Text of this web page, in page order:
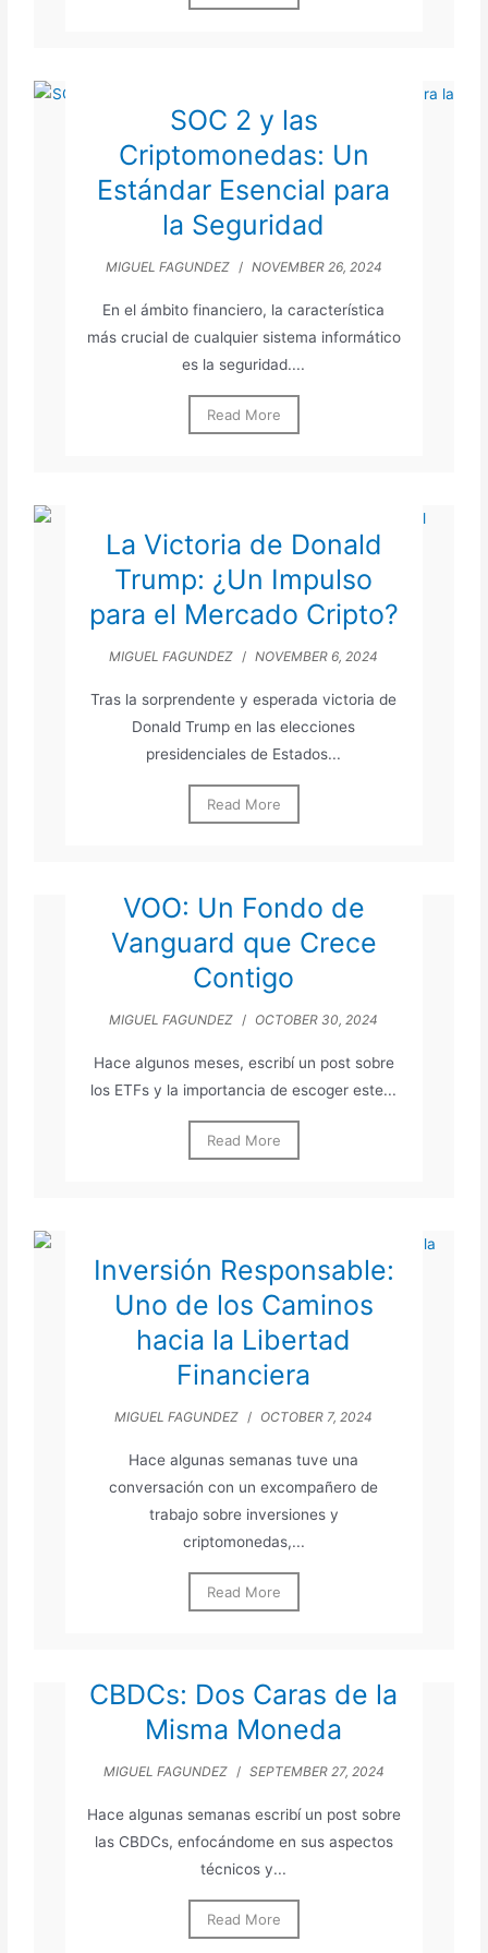
SOC 2 y las
Criptomonedas: Un
Estándar Esencial para
la Seguridad
MIGUEL FAGUNDEZ / NOVEMBER 26, 2024
En el ámbito financiero, la característica
más crucial de cualquier sistema informático
es la seguridad....
Read More
La Victoria de Donald
Trump: ¿Un Impulso
para el Mercado Cripto?
MIGUEL FAGUNDEZ / NOVEMBER 6, 2024
Tras la sorprendente y esperada victoria de
Donald Trump en las elecciones
presidenciales de Estados...
Read More
VOO: Un Fondo de
Vanguard que Crece
Contigo
MIGUEL FAGUNDEZ / OCTOBER 30, 2024
Hace algunos meses, escribí un post sobre
los ETFs y la importancia de escoger este...
Read More
Inversión Responsable:
Uno de los Caminos
hacia la Libertad
Financiera
MIGUEL FAGUNDEZ / OCTOBER 7, 2024
Hace algunas semanas tuve una
conversación con un excompañero de
trabajo sobre inversiones y
criptomonedas,...
Read More
CBDCs: Dos Caras de la
Misma Moneda
MIGUEL FAGUNDEZ / SEPTEMBER 27, 2024
Hace algunas semanas escribí un post sobre
las CBDCs, enfocándome en sus aspectos
técnicos y...
Read More